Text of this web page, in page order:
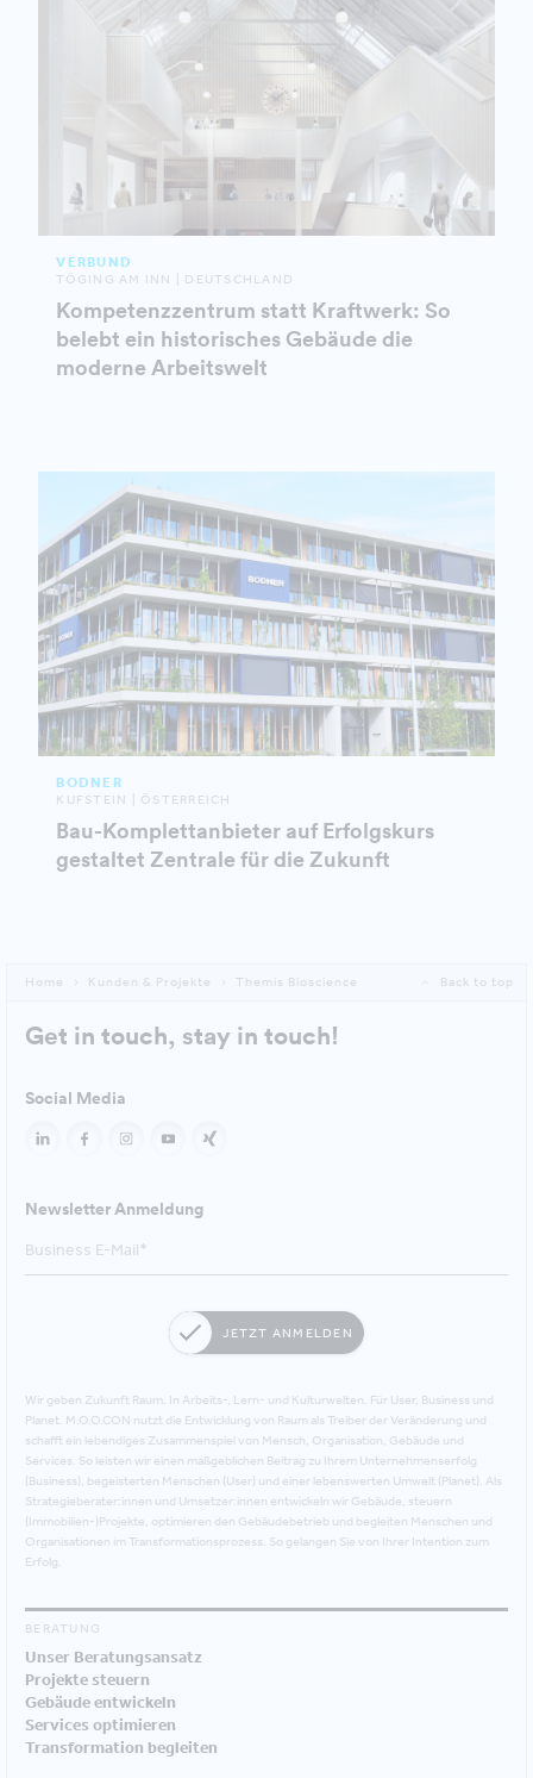
VERBUND
TÖGING AM INN | DEUTSCHLAND
Kompetenzzentrum statt Kraftwerk: So
belebt ein historisches Gebäude die
moderne Arbeitswelt
BODNER
KUFSTEIN | ÖSTERREICH
Bau-Komplettanbieter auf Erfolgskurs
gestaltet Zentrale für die Zukunft
Home Kunden & Projekte Themis Bioscience Back to top
Get in touch, stay in touch!
Social Media
Newsletter Anmeldung
JETZT ANMELDEN
Wir geben Zukunft Raum. In Arbeits-, Lern- und Kulturwelten. Für User, Business und
Planet. M.O.O.CON nutzt die Entwicklung von Raum als Treiber der Veränderung und
schafft ein lebendiges Zusammenspiel von Mensch, Organisation, Gebäude und
Services. So leisten wir einen maßgeblichen Beitrag zu Ihrem Unternehmenserfolg
(Business), begeisterten Menschen (User) und einer lebenswerten Umwelt (Planet). Als
Strategieberater:innen und Umsetzer:innen entwickeln wir Gebäude, steuern
(Immobilien-)Projekte, optimieren den Gebäudebetrieb und begleiten Menschen und
Organisationen im Transformationsprozess. So gelangen Sie von Ihrer Intention zum
Erfolg.
BERATUNG
Unser Beratungsansatz
Projekte steuern
Gebäude entwickeln
Services optimieren
Transformation begleiten